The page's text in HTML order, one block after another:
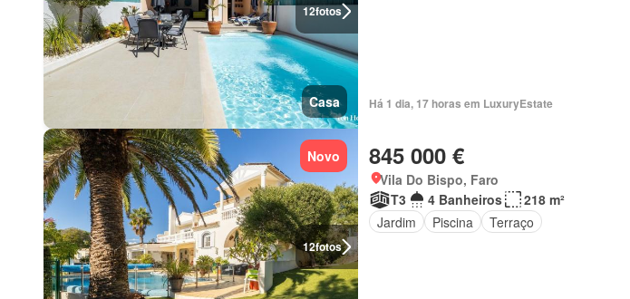
12fotos
Casa Há 1 dia, 17 horas em LuxuryEstate
12fotos
Novo 845 000 €
Vila Do Bispo, Faro
T3
4 Banheiros
218 m²
Jardim
Piscina Terraço